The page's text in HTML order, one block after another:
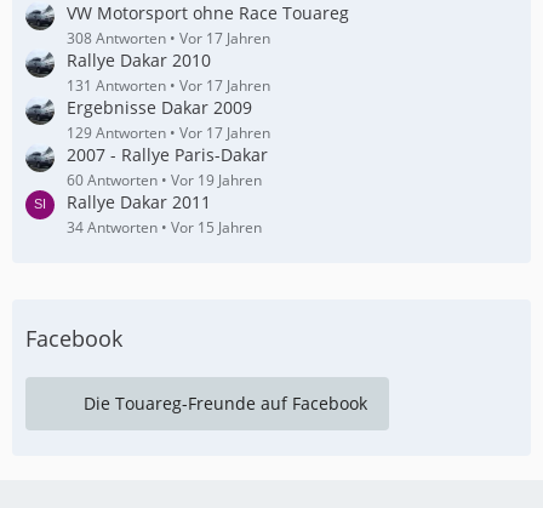
VW Motorsport ohne Race Touareg
308 Antworten Vor 17 Jahren
Rallye Dakar 2010
131 Antworten Vor 17 Jahren
Ergebnisse Dakar 2009
129 Antworten Vor 17 Jahren
2007 - Rallye Paris-Dakar
60 Antworten Vor 19 Jahren
Rallye Dakar 2011
34 Antworten Vor 15 Jahren
Facebook
Die Touareg-Freunde auf Facebook